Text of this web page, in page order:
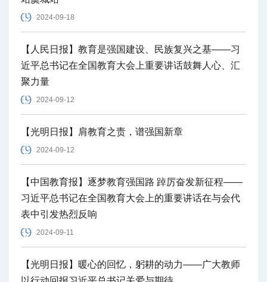
2024-09-18
【人民日报】教育是强国建设、民族复兴之基——习
近平总书记在全国教育大会上重要讲话鼓舞人心、汇
聚力量
2024-09-12
【光明日报】肩教育之责，谱强国新章
2024-09-12
【中国教育报】逐梦教育强国路 踔厉奋发新征程——
习近平总书记在全国教育大会上的重要讲话在与会代
表中引发热烈反响
2024-09-11
【光明日报】暖心的回忆，躬耕的动力——广大教师